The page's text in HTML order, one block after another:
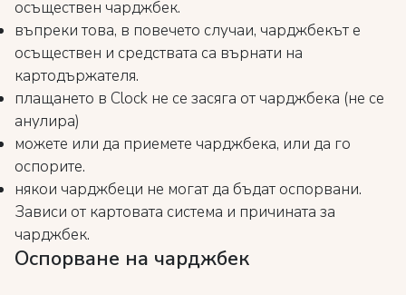
осъществен чарджбек.
въпреки това, в повечето случаи, чарджбекът е
осъществен и средствата са върнати на
картодържателя.
плащането в Clock не се засяга от чарджбека (не се
анулира)
можете или да приемете чарджбека, или да го
оспорите.
някои чарджбеци не могат да бъдат оспорвани.
Зависи от картовата система и причината за
чарджбек.
Оспорване на чарджбек